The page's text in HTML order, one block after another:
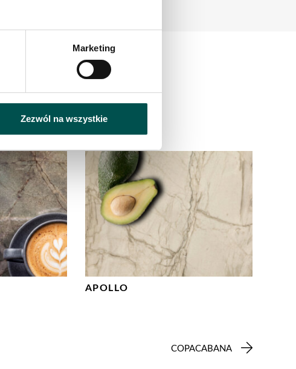
Marketing
Zezwól na wszystkie
APOLLO
COPACABANA